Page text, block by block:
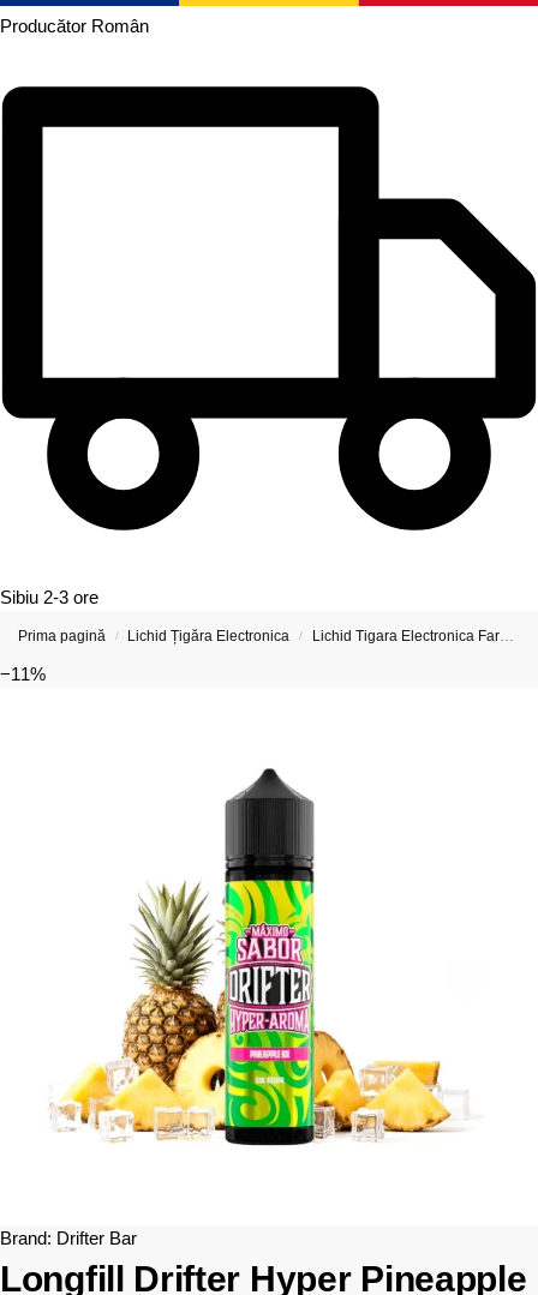
Producător Român
Sibiu 2-3 ore
Prima pagină / Lichid Țigăra Electronica / Lichid Tigara Electronica Fara Nicotina
−11%
Brand: Drifter Bar
Longfill Drifter Hyper Pineapple